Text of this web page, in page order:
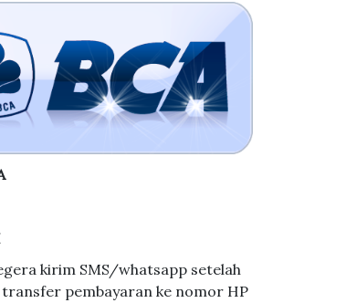
kirim SMS/whatsapp setelah
transfer pembayaran ke nomor HP